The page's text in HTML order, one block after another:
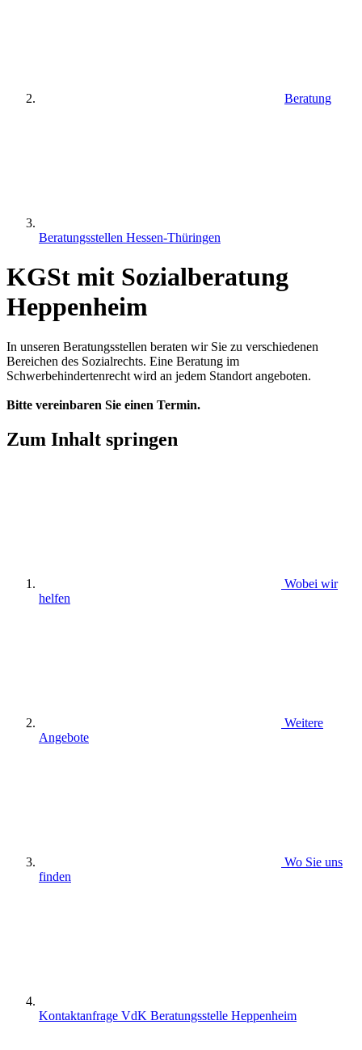
Beratung
Beratungsstellen Hessen-Thüringen
KGSt mit Sozialberatung
Heppenheim
In unseren Beratungsstellen beraten wir Sie zu verschiedenen
Bereichen des Sozialrechts. Eine Beratung im
Schwerbehindertenrecht wird an jedem Standort angeboten.
Bitte vereinbaren Sie einen Termin.
Zum Inhalt springen
Wobei wir
helfen
Weitere
Angebote
Wo Sie uns
finden
Kontaktanfrage VdK Beratungsstelle Heppenheim